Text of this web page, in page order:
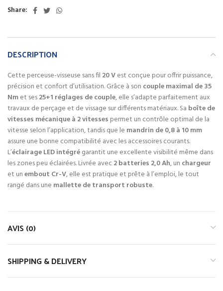
Share:
DESCRIPTION
Cette perceuse-visseuse sans fil 20 Vest conçue pour offrir puissance,
précision et confort d’utilisation. Grâce à son couple maximal de 35
Nmet ses25+1 réglages de couple, elle s’adapte parfaitement aux
travaux de perçage et de vissage sur différents matériaux. Sa boîte de
vitesses mécanique à 2 vitesses permet un contrôle optimal de la
vitesse selon l’application, tandis que le mandrin de 0,8 à 10 mm
assure une bonne compatibilité avec les accessoires courants.
L’éclairage LED intégrégarantit une excellente visibilité même dans
les zones peu éclairées. Livrée avec2 batteries 2,0 Ah, un chargeur
et unembout Cr-V, elle est pratique et prête à l’emploi, le tout
rangé dans une mallette de transport robuste.
AVIS (0)
SHIPPING & DELIVERY